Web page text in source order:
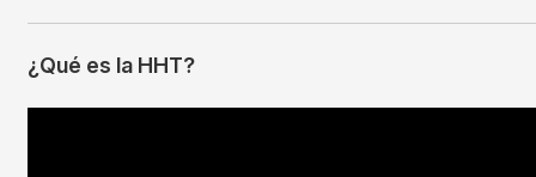
¿Qué es la HHT?